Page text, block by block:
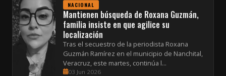
NACIONAL
Mantienen búsqueda de Roxana Guzmán,
familia insiste en que agilice su
localización
Tras el secuestro de la periodista Roxana
Guzmán Ramírez en el municipio de Nanchital,
Veracruz, este martes, continúa l...
03 Jun 2026